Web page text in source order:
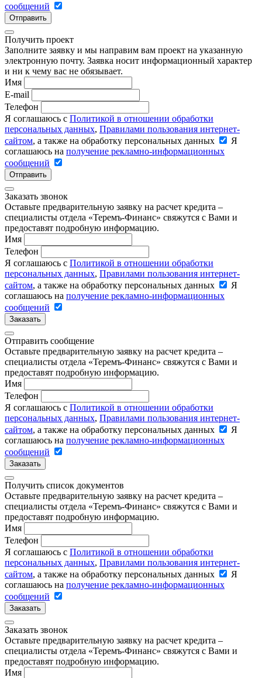
сообщений
Отправить
Получить проект
Заполните заявку и мы направим вам проект на указанную
электронную почту. Заявка носит информационный характер
и ни к чему вас не обязывает.
Имя
E-mail
Телефон
Я соглашаюсь с Политикой в отношении обработки
персональных данных, Правилами пользования интернет-
сайтом, а также на обработку персональных данных
Я
соглашаюсь на получение рекламно-информационных
сообщений
Отправить
Заказать звонок
Оставьте предварительную заявку на расчет кредита –
специалисты отдела «Теремъ-Финанс» свяжутся с Вами и
предоставят подробную информацию.
Имя
Телефон
Я соглашаюсь с Политикой в отношении обработки
персональных данных, Правилами пользования интернет-
сайтом, а также на обработку персональных данных
Я
соглашаюсь на получение рекламно-информационных
сообщений
Заказать
Отправить сообщение
Оставьте предварительную заявку на расчет кредита –
специалисты отдела «Теремъ-Финанс» свяжутся с Вами и
предоставят подробную информацию.
Имя
Телефон
Я соглашаюсь с Политикой в отношении обработки
персональных данных, Правилами пользования интернет-
сайтом, а также на обработку персональных данных
Я
соглашаюсь на получение рекламно-информационных
сообщений
Заказать
Получить список документов
Оставьте предварительную заявку на расчет кредита –
специалисты отдела «Теремъ-Финанс» свяжутся с Вами и
предоставят подробную информацию.
Имя
Телефон
Я соглашаюсь с Политикой в отношении обработки
персональных данных, Правилами пользования интернет-
сайтом, а также на обработку персональных данных
Я
соглашаюсь на получение рекламно-информационных
сообщений
Заказать
Заказать звонок
Оставьте предварительную заявку на расчет кредита –
специалисты отдела «Теремъ-Финанс» свяжутся с Вами и
предоставят подробную информацию.
Имя